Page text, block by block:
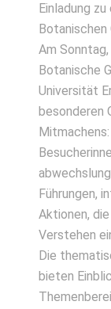
Einladung
Botanischen
Am
Botanische
Universität
besonderen
Führungen,
Aktionen,
Verstehen
Die
bieten